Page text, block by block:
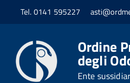
Tel. 0141 595227
Ordine
degli
Ente